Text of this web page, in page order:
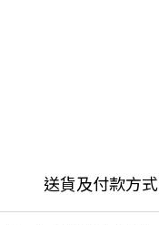
送貨及付款方式